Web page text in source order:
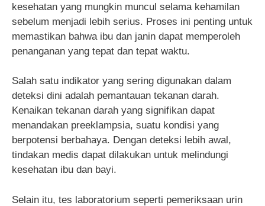
kesehatan yang mungkin muncul selama kehamilan
sebelum menjadi lebih serius. Proses ini penting untuk
memastikan bahwa ibu dan janin dapat memperoleh
penanganan yang tepat dan tepat waktu.
Salah satu indikator yang sering digunakan dalam
deteksi dini adalah pemantauan tekanan darah.
Kenaikan tekanan darah yang signifikan dapat
menandakan preeklampsia, suatu kondisi yang
berpotensi berbahaya. Dengan deteksi lebih awal,
tindakan medis dapat dilakukan untuk melindungi
kesehatan ibu dan bayi.
Selain itu, tes laboratorium seperti pemeriksaan urin